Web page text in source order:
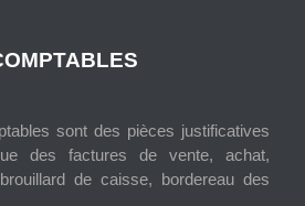
sont des pièces justificatives
des factures de vente, achat,
de caisse, bordereau des